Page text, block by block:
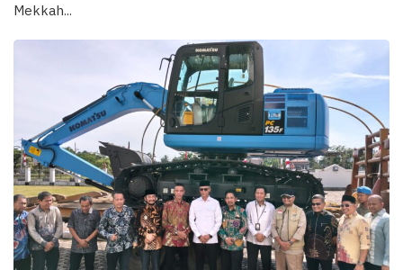
Mekkah...